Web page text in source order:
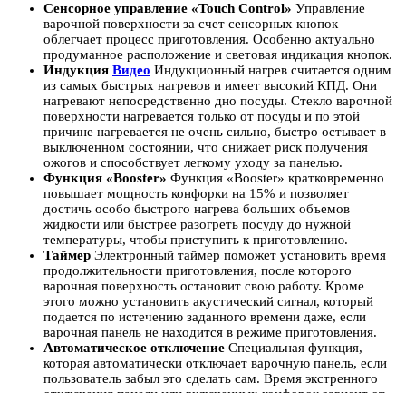
Сенсорное управление «Touch Control» Управление
варочной поверхности за счет сенсорных кнопок
облегчает процесс приготовления. Особенно актуально
продуманное расположение и световая индикация кнопок.
Индукция Видео Индукционный нагрев считается одним
из самых быстрых нагревов и имеет высокий КПД. Они
нагревают непосредственно дно посуды. Стекло варочной
поверхности нагревается только от посуды и по этой
причине нагревается не очень сильно, быстро остывает в
выключенном состоянии, что снижает риск получения
ожогов и способствует легкому уходу за панелью.
Функция «Booster» Функция «Booster» кратковременно
повышает мощность конфорки на 15% и позволяет
достичь особо быстрого нагрева больших объемов
жидкости или быстрее разогреть посуду до нужной
температуры, чтобы приступить к приготовлению.
Таймер Электронный таймер поможет установить время
продолжительности приготовления, после которого
варочная поверхность остановит свою работу. Кроме
этого можно установить акустический сигнал, который
подается по истечению заданного времени даже, если
варочная панель не находится в режиме приготовления.
Автоматическое отключение Специальная функция,
которая автоматически отключает варочную панель, если
пользователь забыл это сделать сам. Время экстренного